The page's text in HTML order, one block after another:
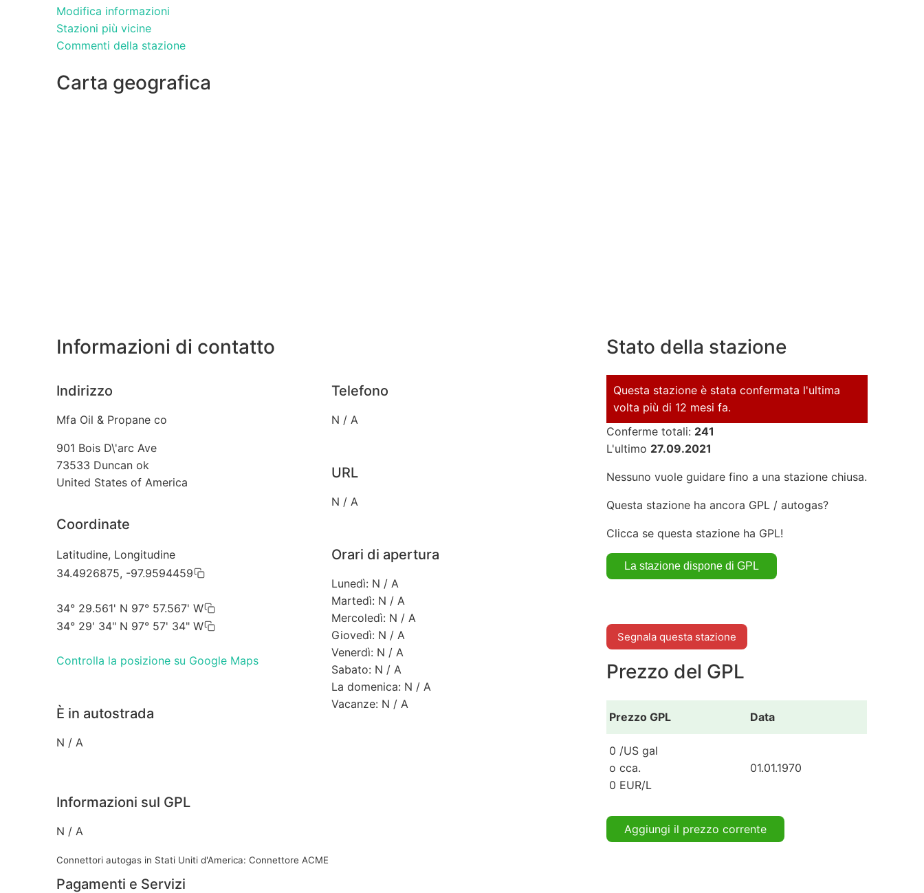
Modifica informazioni
Stazioni più vicine
Commenti della stazione
Carta geografica
Informazioni di contatto
Indirizzo
Mfa Oil & Propane co
901 Bois D\'arc Ave
73533 Duncan ok
United States of America
Coordinate
Latitudine, Longitudine
34.4926875, -97.9594459
34° 29.561' N 97° 57.567' W
34° 29' 34" N 97° 57' 34" W
Controlla la posizione su Google Maps
È in autostrada
N / A
Telefono
N / A
URL
N / A
Orari di apertura
Lunedì: N / A
Martedì: N / A
Mercoledì: N / A
Giovedì: N / A
Venerdì: N / A
Sabato: N / A
La domenica: N / A
Vacanze: N / A
Informazioni sul GPL
N / A
Connettori autogas in Stati Uniti d'America: Connettore ACME
Pagamenti e Servizi
Stato della stazione
Questa stazione è stata confermata l'ultima
volta più di 12 mesi fa.
Conferme totali: 241
L'ultimo 27.09.2021
Nessuno vuole guidare fino a una stazione chiusa.
Questa stazione ha ancora GPL / autogas?
Clicca se questa stazione ha GPL!
Segnala questa stazione
Prezzo del GPL
Prezzo GPL Data
0 /US gal
o cca.
0 EUR/L
01.01.1970
Aggiungi il prezzo corrente